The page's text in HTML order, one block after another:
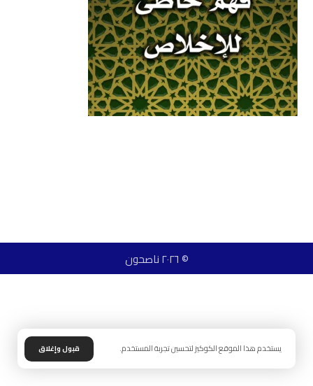
© ٢٠٢٦ ناصحون
يستخدم هذا الموقع الكوكيز لتحسين تجربة المستخدم. قبول وإغلاق